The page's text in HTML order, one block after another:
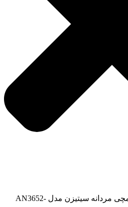
/ ساعت مچی مردانه سیتیزن مدل AN3652-